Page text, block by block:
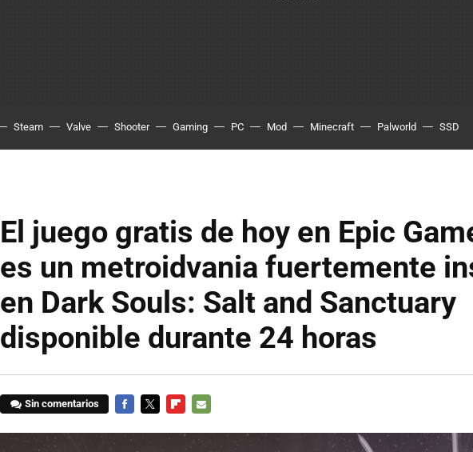
Steam Valve Shooter Gaming PC Mod Minecraft Palworld SSD
El juego gratis de hoy en Epic
es un metroidvania fuertemente
en Dark Souls: Salt and Sanctuary
disponible durante 24 horas
Sin comentarios